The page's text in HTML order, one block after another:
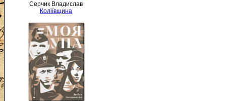
Серчик Владислав
Коліївщина